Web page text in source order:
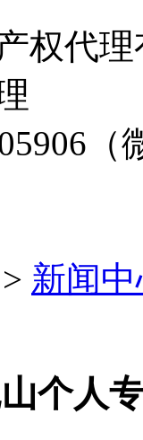
权代
（
> 新闻
个人